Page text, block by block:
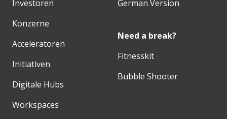
Investoren
Konzerne
Acceleratoren
Initiativen
Digitale Hubs
Workspaces
German Version
Need a break?
Fitnesskit
Bubble Shooter